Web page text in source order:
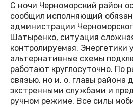
С ночи Черноморский район
сообщил исполняющий
администрации
Шатыренко, ситуация
контролируемая. Энергетики
альтернативные схемы
работают круглосуточно. По
связью, но и. о. главы района
экстренными службами и
ручном режиме. Все силы